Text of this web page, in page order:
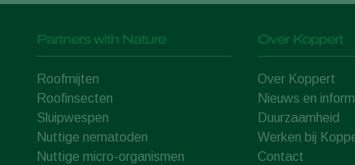
Partners with Nature
Roofmijten
Roofinsecten
Sluipwespen
Nuttige nematoden
Nuttige micro-organismen
Over Koppert
Over Koppert
Nieuws en
Duurzaamheid
Werken bij
Contact